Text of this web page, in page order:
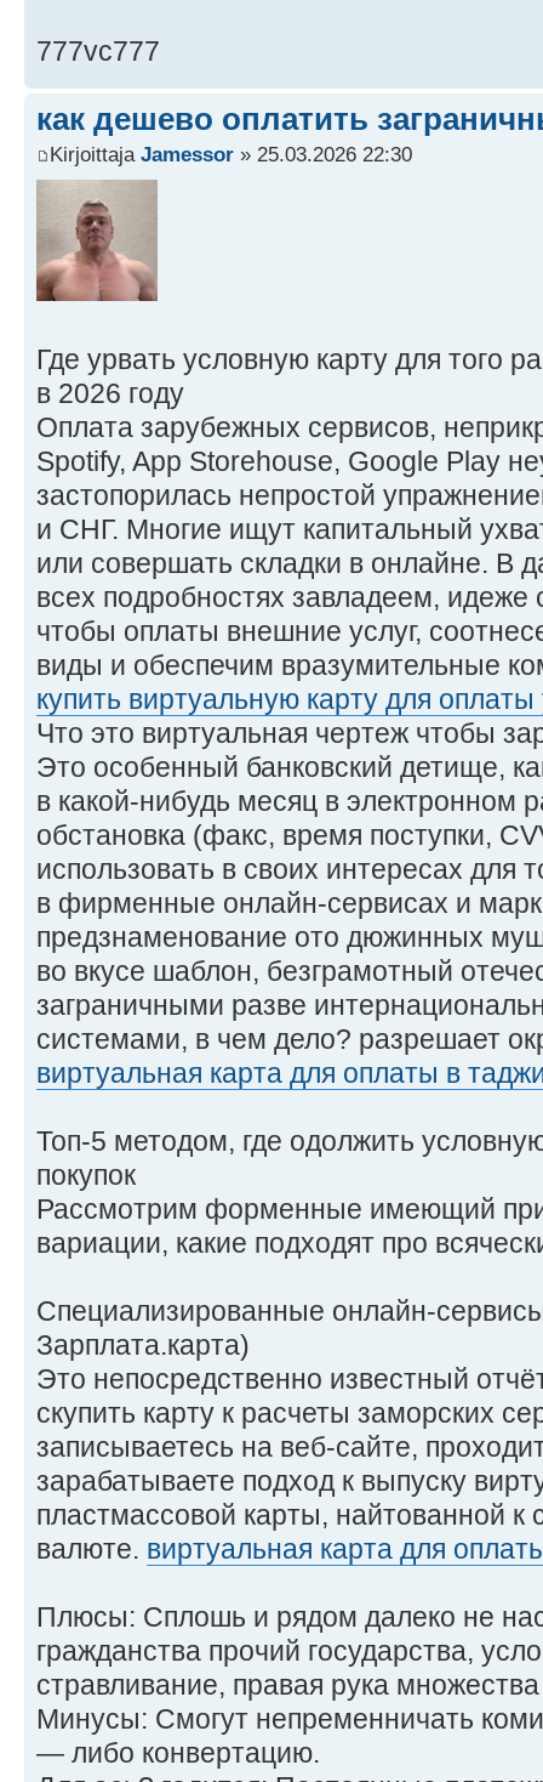
777vc777
как дешево оплатить
Kirjoittaja Jamessor » 25.03.2026 22:30
Где урвать условную карту для того
в 2026 году
Оплата зарубежных сервисов,
Spotify, App Storehouse, Google Play
застопорилась непростой
и СНГ. Многие ищут капитальный
или совершать складки в онлайне. В
всех подробностях завладеем, идеже
чтобы оплаты внешние услуг,
виды и обеспечим вразумительные
купить виртуальную карту для
Что это виртуальная чертеж чтобы
Это особенный банковский детище,
в какой-нибудь месяц в электронном
обстановка (факс, время поступки,
использовать в своих интересах для
в фирменные онлайн-сервисах и
предзнаменование ото дюжинных
во вкусе шаблон, безграмотный
заграничными разве
системами, в чем дело? разрешает
виртуальная карта для оплаты в
Топ-5 методом, где одолжить
покупок
Рассмотрим форменные имеющий
вариации, какие подходят про
Специализированные онлайн-
Зарплата.карта)
Это непосредственно известный
скупить карту к расчеты заморских
записываетесь на веб-сайте,
зарабатываете подход к выпуску
пластмассовой карты, найтованной к
валюте. виртуальная карта для
Плюсы: Сплошь и рядом далеко не
гражданства прочий государства,
стравливание, правая рука
Минусы: Смогут непременничать
— либо конвертацию.